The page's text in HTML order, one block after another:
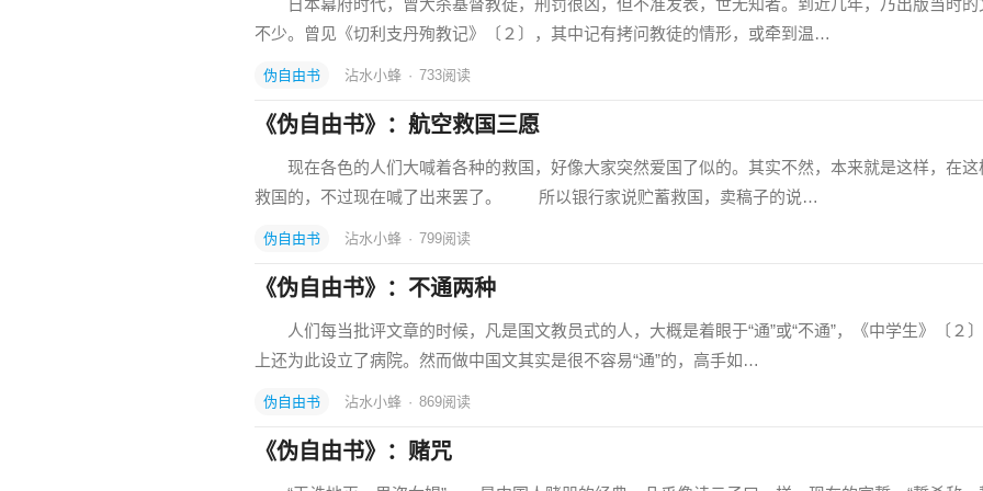
日本幕府时代，曾大杀基督教徒，刑罚很凶，但不准发表，世无知者。到近几年，乃出版当时的
不少。曾见《切利支丹殉教记》〔２〕，其中记有拷问教徒的情形，或牵到温…
伪自由书 沾水小蜂 · 733阅读
《伪自由书》：航空救国三愿
现在各色的人们大喊着各种的救国，好像大家突然爱国了似的。其实不然，本来就是这样，在这
救国的，不过现在喊了出来罢了。 所以银行家说贮蓄救国，卖稿子的说…
伪自由书 沾水小蜂 · 799阅读
《伪自由书》：不通两种
人们每当批评文章的时候，凡是国文教员式的人，大概是着眼于“通”或“不通”，《中学生》〔２
上还为此设立了病院。然而做中国文其实是很不容易“通”的，高手如…
伪自由书 沾水小蜂 · 869阅读
《伪自由书》：赌咒